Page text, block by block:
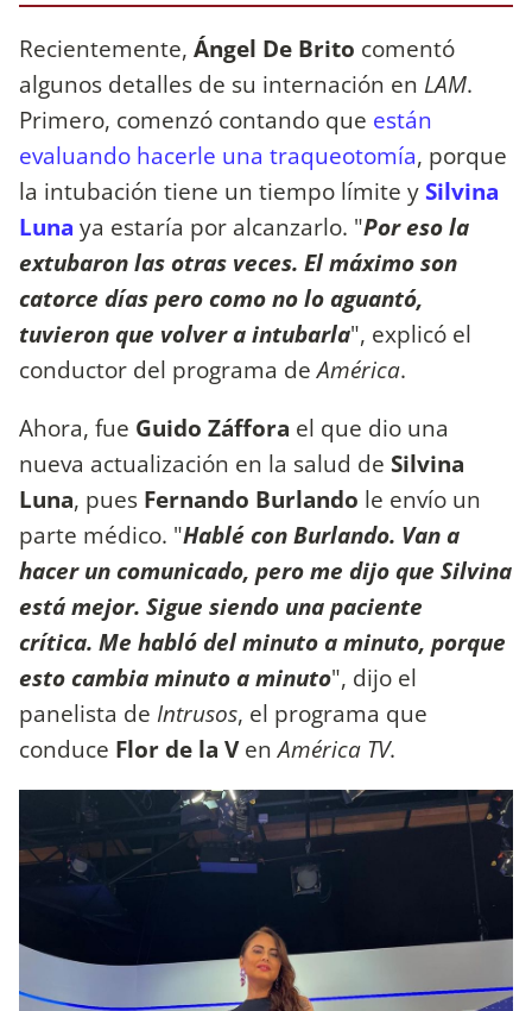
Recientemente, Ángel De Brito comentó
algunos detalles de su internación en LAM.
Primero, comenzó contando que están
evaluando hacerle una traqueotomía, porque
la intubación tiene un tiempo límite ySilvina
Luna ya estaría por alcanzarlo. "Por eso la
extubaron las otras veces. El máximo son
catorce días pero como no lo aguantó,
tuvieron que volver a intubarla", explicó el
conductor del programa deAmérica.
Ahora, fue Guido Záffora el que dio una
nueva actualización en la salud de Silvina
Luna, pues Fernando Burlando le envío un
parte médico. "Hablé con Burlando. Van a
hacer un comunicado, pero me dijo que Silvina
está mejor. Sigue siendo una paciente
crítica. Me habló del minuto a minuto, porque
esto cambia minuto a minuto", dijo el
panelista de Intrusos, el programa que
conduce Flor de la VenAmérica TV.